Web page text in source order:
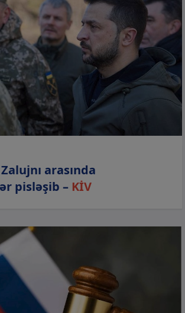
arasında
pisləşib – KİV